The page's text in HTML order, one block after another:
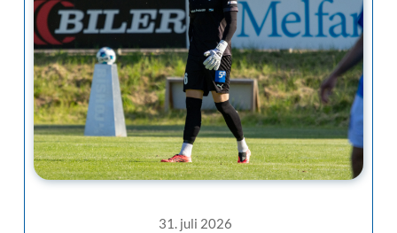
31. juli 2026